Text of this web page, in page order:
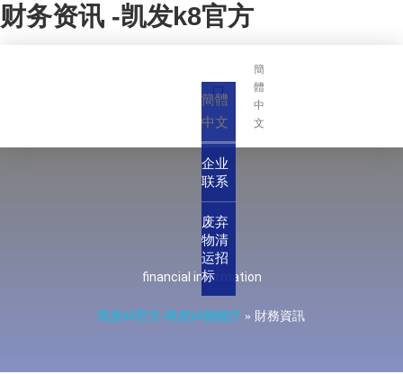
财务资讯 -凯发k8官方
簡體
中文
企业
联系
废弃
物清
运招
标
簡
體
中
文
financial information
凯发k8官方-凯发k8旗舰厅 » 財務資訊